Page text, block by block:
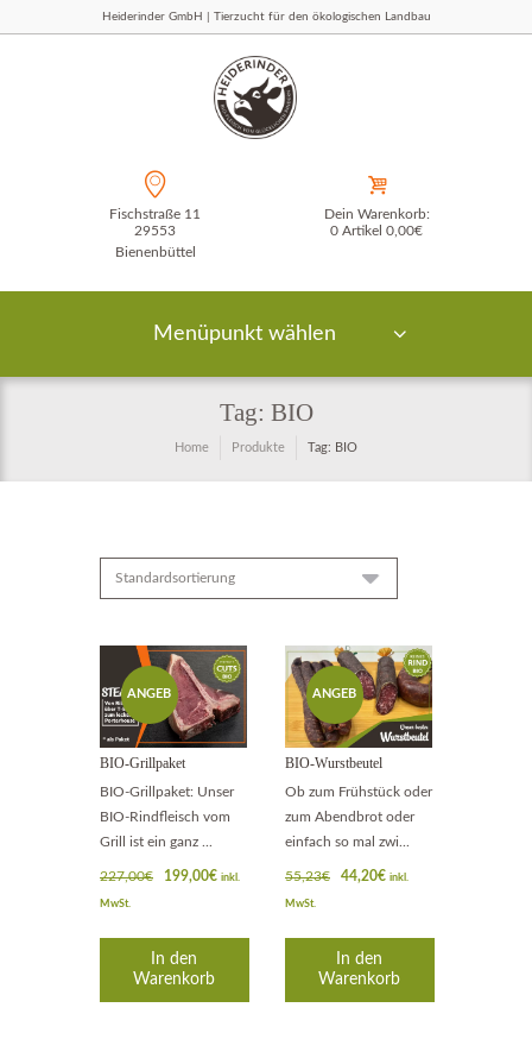
Heiderinder GmbH | Tierzucht für den ökologischen Landbau
Dein Warenkorb:
0 Artikel 0,00€
Fischstraße 11
29553
Bienenbüttel
Menüpunkt wählen
Tag: BIO
Home Produkte Tag: BIO
ANGEB
OT!
BIO-Grillpaket
BIO-Grillpaket: Unser
BIO-Rindfleisch vom
Grill ist ein ganz ...
227,00€
Ursprünglicher
227,00€
199,00€Aktueller
inkl.
MwSt.
In den
Warenkorb
ANGEB
OT!
BIO-Wurstbeutel
Ob zum Frühstück oder
zum Abendbrot oder
einfach so mal zwi...
55,23€
Ursprünglicher
55,23€
44,20€Aktueller
inkl.
MwSt.
In den
Warenkorb